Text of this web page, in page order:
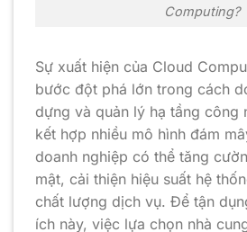
Computing?
Sự xuất hiện của Cloud
bước đột phá lớn trong cách
dựng và quản lý hạ tầng công
kết hợp nhiều mô hình đám
doanh nghiệp có thể tăng
mật, cải thiện hiệu suất hệ
chất lượng dịch vụ. Để tận
ích này, việc lựa chọn nhà